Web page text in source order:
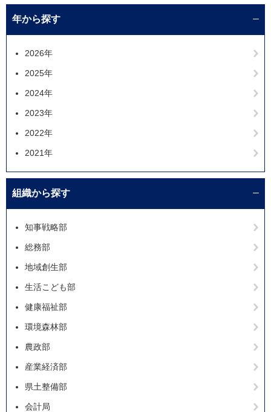
年から探す
2026年
2025年
2024年
2023年
2022年
2021年
組織から探す
知事戦略部
総務部
地域創生部
生活こども部
健康福祉部
環境森林部
農政部
産業経済部
県土整備部
会計局